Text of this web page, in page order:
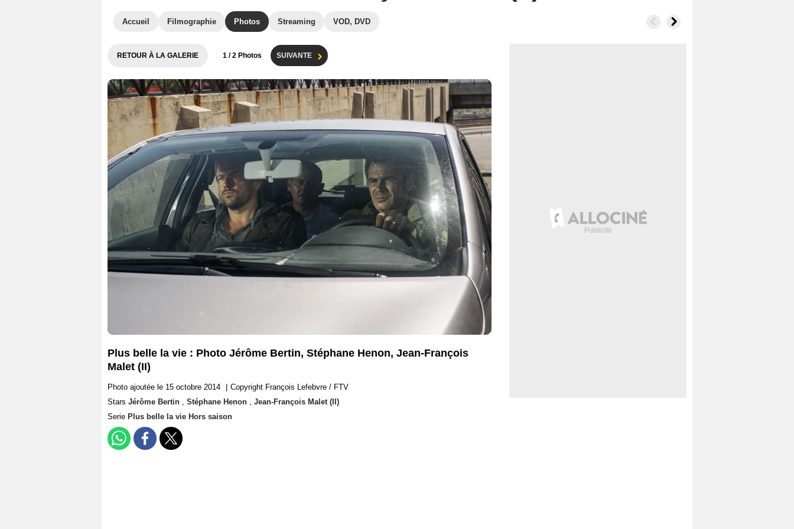
Accueil Filmographie Photos Streaming VOD, DVD
RETOUR À LA GALERIE 1 / 2 Photos SUIVANTE
Plus belle la vie : Photo Jérôme Bertin, Stéphane Henon, Jean-François
Malet (II)
Photo ajoutée le 15 octobre 2014
Copyright François Lefebvre / FTV
Stars Jérôme Bertin , Stéphane Henon , Jean-François Malet (II)
Serie Plus belle la vie Hors saison